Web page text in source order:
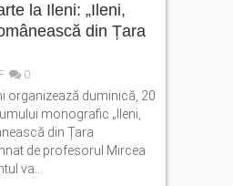
la Ileni: „Ileni,
din Țara
0
organizează duminică, 20
monografic „Ileni,
din Țara
de profesorul Mircea
va...